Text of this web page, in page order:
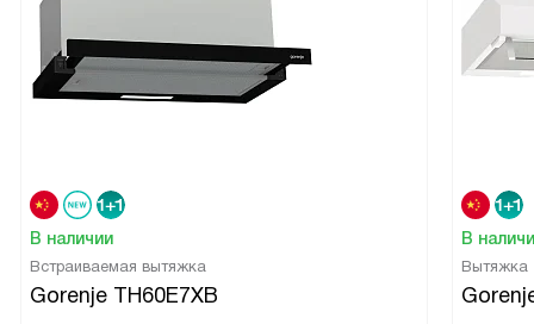
В наличии
Встраиваемая вытяжка
Gorenje TH60E7XB
В
Вытяжка